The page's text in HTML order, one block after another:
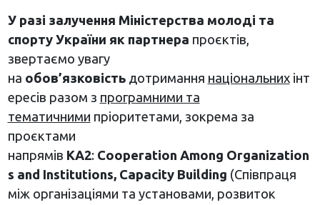
У разі залучення Міністерства молоді та
спорту України як партнера проєктів,
звертаємо увагу
на обов’язковістьдотримання національнихінт
ересів разом з програмними та
тематичними пріоритетами, зокрема за
проєктами
напрямів КА2: Cooperation Among Organization
s and Institutions, Capacity Building (Співпраця
між організаціями та установами, розвиток